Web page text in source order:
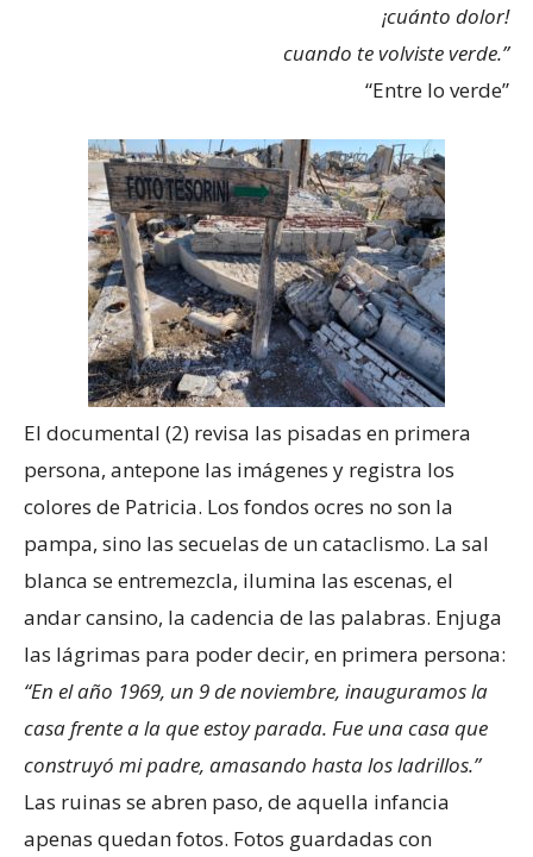
¡cuánto dolor!
cuando te volviste verde.”
“Entre lo verde”
El documental (2) revisa las pisadas en primera
persona, antepone las imágenes y registra los
colores de Patricia. Los fondos ocres no son la
pampa, sino las secuelas de un cataclismo. La sal
blanca se entremezcla, ilumina las escenas, el
andar cansino, la cadencia de las palabras. Enjuga
las lágrimas para poder decir, en primera persona:
“En el año 1969, un 9 de noviembre, inauguramos la
casa frente a la que estoy parada. Fue una casa que
construyó mi padre, amasando hasta los ladrillos.”
Las ruinas se abren paso, de aquella infancia
apenas quedan fotos. Fotos guardadas con